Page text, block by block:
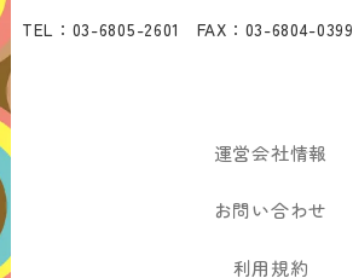
TEL： 03-6805-2601 FAX： 03-6804-0399
運営会社情報
お問い合わせ
利用規約